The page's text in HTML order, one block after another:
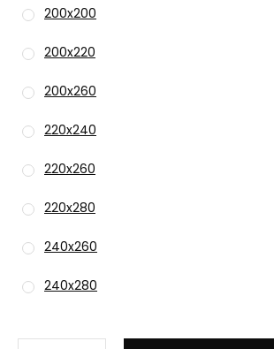
200x200
200x220
200x260
220x240
220x260
220x280
240x260
240x280